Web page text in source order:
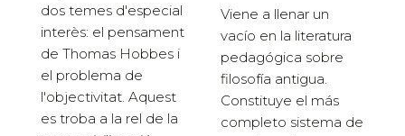
dos temes d'especial
interès: el pensament
de Thomas Hobbes i
el problema de
l'objectivitat. Aquest
es troba a la rel de la
Viene a llenar un
vacío en la literatura
pedagógica sobre
filosofía antigua.
Constituye el más
completo sistema de